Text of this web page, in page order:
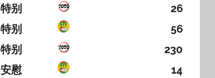
特别
26
特别
56
特别
230
安慰
14